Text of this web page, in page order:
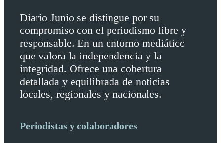
Diario Junio se distingue por su
compromiso con el periodismo libre y
responsable. En un entorno mediático
que valora la independencia y la
integridad. Ofrece una cobertura
detallada y equilibrada de noticias
locales, regionales y nacionales.
Periodistas y colaboradores